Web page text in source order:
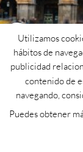
Teléfono: 923 26
Email:
Utilizamos
hábitos de
publicidad
contenido de
navegando,
Puedes obtener